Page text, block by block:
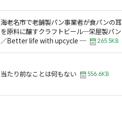
海老名市で老舗製パン事業者が食パンの耳
を原料に醸すクラフトビール─栄屋製パン
／Better life with upcycle ─
265.5KB
当たり前なことは何もない 556.6KB